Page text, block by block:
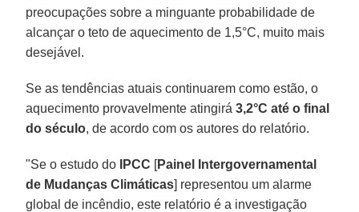
preocupações sobre a minguante probabilidade de
alcançar o teto de aquecimento de 1,5°C, muito mais
desejável.
Se as tendências atuais continuarem como estão, o
aquecimento provavelmente atingirá3,2°C até o final
do século, de acordo com os autores do relatório.
"Se o estudo do IPCC [Painel Intergovernamental
de Mudanças Climáticas] representou um alarme
global de incêndio, este relatório é a investigação